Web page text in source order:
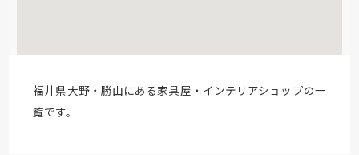
福井県大野・勝山にある家具屋・インテリアショップの一
覧です。